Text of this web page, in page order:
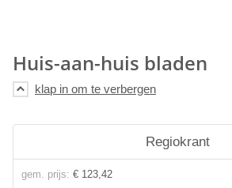
Huis-aan-huis bladen
Regiokrant
gem. prijs: € 123,42